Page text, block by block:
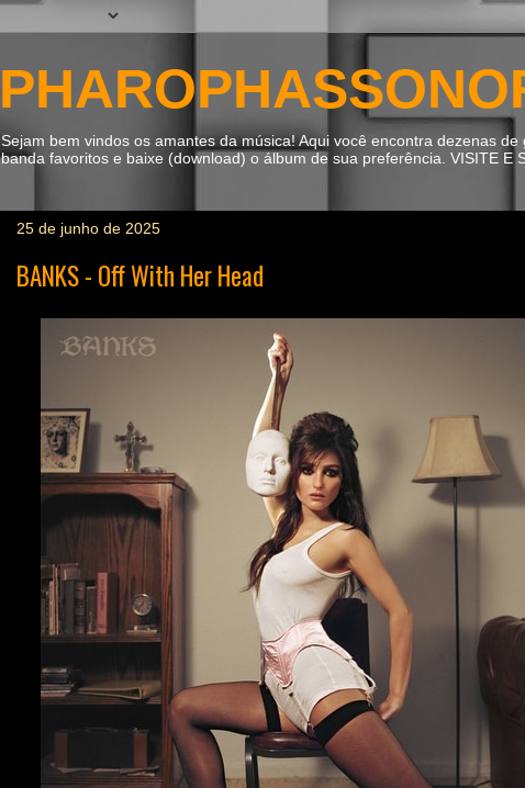
Sejam bem vindos os amantes da música! Aqui você encontra dezenas
banda favoritos e baixe (download) o álbum de sua preferência. VISITE E
25 de junho de 2025
BANKS - Off With Her Head